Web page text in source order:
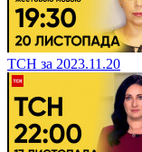
ТСН за 2023.11.20